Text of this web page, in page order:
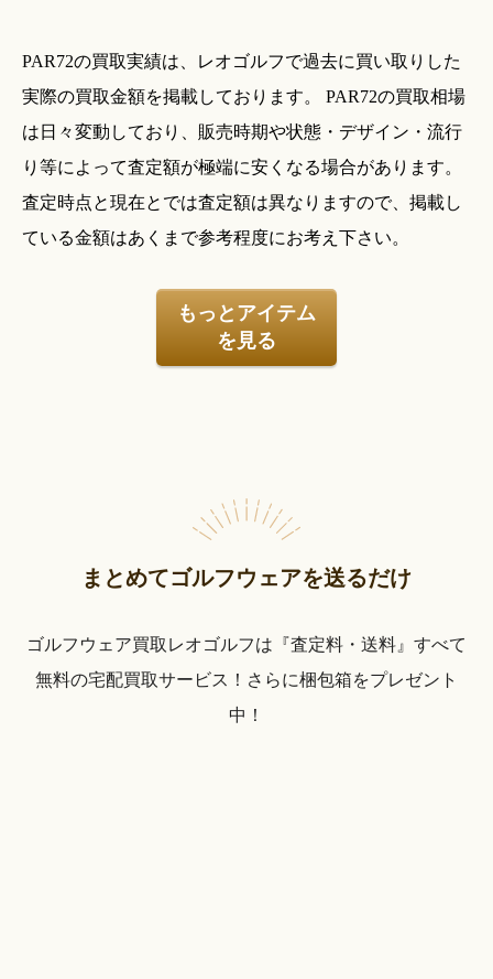
PAR72の買取実績は、レオゴルフで過去に買い取りした
実際の買取金額を掲載しております。 PAR72の買取相場
は日々変動しており、販売時期や状態・デザイン・流行
り等によって査定額が極端に安くなる場合があります。
査定時点と現在とでは査定額は異なりますので、掲載し
ている金額はあくまで参考程度にお考え下さい。
もっとアイテム
を見る
まとめてゴルフウェアを送るだけ
ゴルフウェア買取レオゴルフは『査定料・送料』すべて
無料の宅配買取サービス！さらに梱包箱をプレゼント
中！